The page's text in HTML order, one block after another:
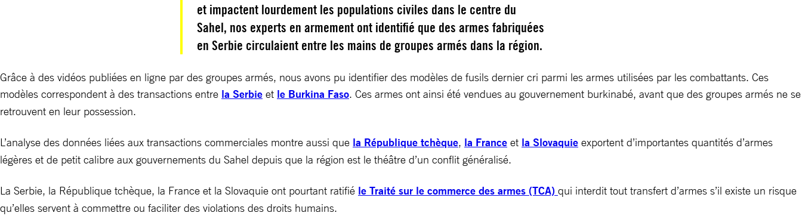
et impactent lourdement les populations civiles dans le centre du
Sahel, nos experts en armement ont identifié que des armes fabriquées
en Serbie circulaient entre les mains de groupes armés dans la région.
Grâce à des vidéos publiées en ligne par des groupes armés, nous avons pu identifier des modèles de fusils dernier cri parmi les armes utilisées par les combattants. Ces
modèles correspondent à des transactions entre la Serbie et le Burkina Faso. Ces armes ont ainsi été vendues au gouvernement burkinabé, avant que des groupes armés ne se
retrouvent en leur possession.
L’analyse des données liées aux transactions commerciales montre aussi que la République tchèque, la France et la Slovaquie exportent d’importantes quantités d’armes
légères et de petit calibre aux gouvernements du Sahel depuis que la région est le théâtre d’un conflit généralisé.
La Serbie, la République tchèque, la France et la Slovaquie ont pourtant ratifié le Traité sur le commerce des armes (TCA) qui interdit tout transfert d’armes s’il existe un risque
qu’elles servent à commettre ou faciliter des violations des droits humains.